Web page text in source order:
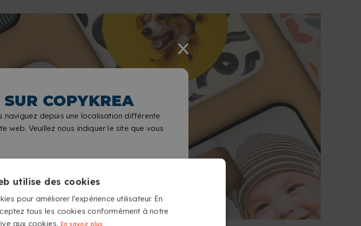
COPYKREA
naviguez depuis une localisation différente
web. Veuillez nous indiquer le site que vous
utilise des cookies
pour améliorer l'expérience utilisateur. En
tous les cookies conformément à notre
aux cookies. En savoir plus